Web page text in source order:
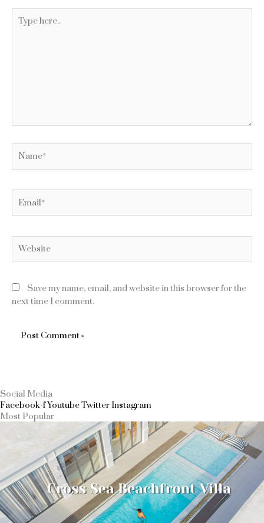
here..
Save my name, email, and website in this browser for the
next time I comment.
Social Media
Facebook-fYoutubeTwitter Instagram
Most Popular